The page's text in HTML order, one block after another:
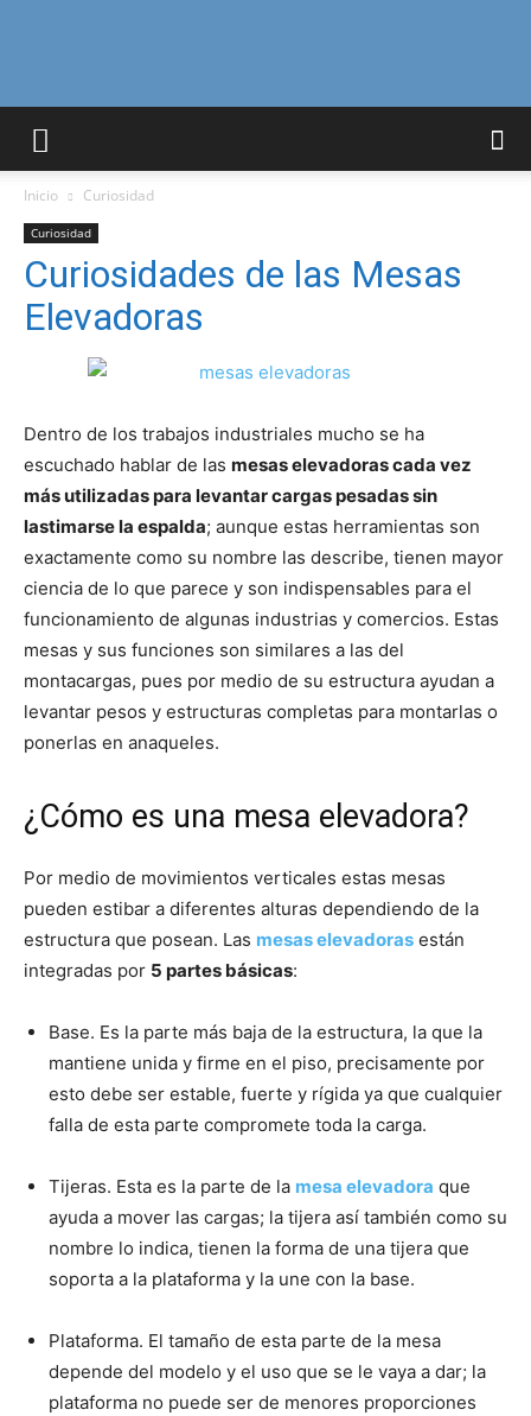
Curiosidades
Mundo
Inicio Curiosidad
Curiosidad
Curiosidades de las Mesas
Elevadoras
Dentro de los trabajos industriales mucho se ha
escuchado hablar de las mesas elevadoras cada vez
más utilizadas para levantar cargas pesadas sin
lastimarse la espalda; aunque estas herramientas son
exactamente como su nombre las describe, tienen mayor
ciencia de lo que parece y son indispensables para el
funcionamiento de algunas industrias y comercios. Estas
mesas y sus funciones son similares a las del
montacargas, pues por medio de su estructura ayudan a
levantar pesos y estructuras completas para montarlas o
ponerlas en anaqueles.
¿Cómo es una mesa elevadora?
Por medio de movimientos verticales estas mesas
pueden estibar a diferentes alturas dependiendo de la
estructura que posean. Las mesas elevadoras están
integradas por 5 partes básicas:
Base. Es la parte más baja de la estructura, la que la
mantiene unida y firme en el piso, precisamente por
esto debe ser estable, fuerte y rígida ya que cualquier
falla de esta parte compromete toda la carga.
Tijeras. Esta es la parte de la mesa elevadora que
ayuda a mover las cargas; la tijera así también como su
nombre lo indica, tienen la forma de una tijera que
soporta a la plataforma y la une con la base.
Plataforma. El tamaño de esta parte de la mesa
depende del modelo y el uso que se le vaya a dar; la
plataforma no puede ser de menores proporciones